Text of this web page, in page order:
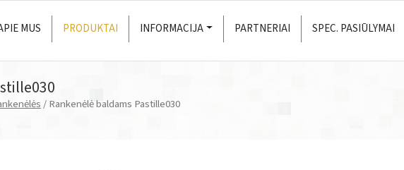
MUS PRODUKTAI INFORMACIJA PARTNERIAI SPEC. PASIŪLYMAI
/ Rankenėlė baldams Pastille030